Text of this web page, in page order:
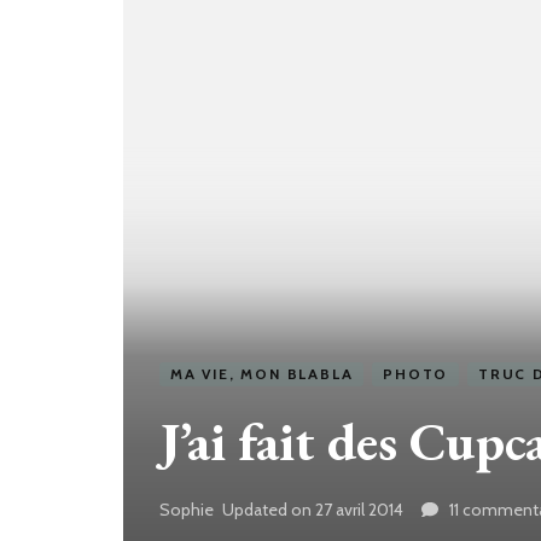
MA VIE, MON BLABLA PHOTO TRUC
J’ai fait des
Sophie Updated on 27 avril 2014 11